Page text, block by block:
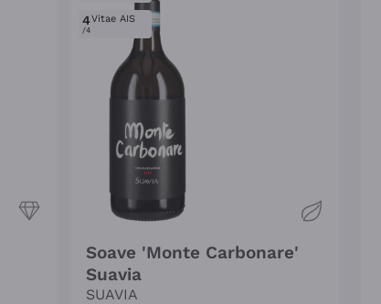
4
/4
Vitae AIS
Soave 'Monte Carbonare'
Suavia
SUAVIA